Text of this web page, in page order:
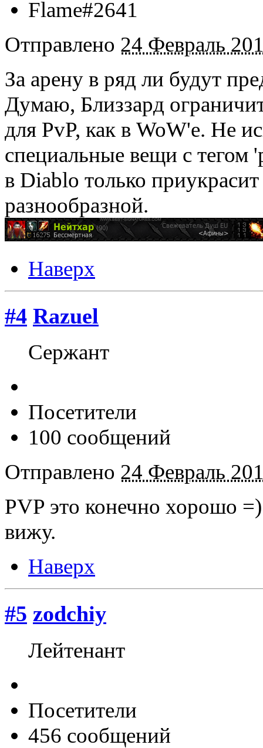
Flame#2641
Отправлено 24 Февраль
За арену в ряд ли будут
Думаю, Близзард
для PvP, как в WoW'e. Не
специальные вещи с тегом
в Diablo только приукрасит
разнообразной.
Наверх
#4 Razuel
Сержант
Посетители
100 сообщений
Отправлено 24 Февраль
PVP это конечно хорошо
вижу.
Наверх
#5 zodchiy
Лейтенант
Посетители
456 сообщений